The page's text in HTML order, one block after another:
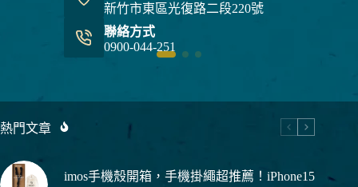
新竹市東區光復路二段220號
聯絡方式
0900-044-251
熱門文章
imos手機殼開箱，手機掛繩超推薦！iPhone15